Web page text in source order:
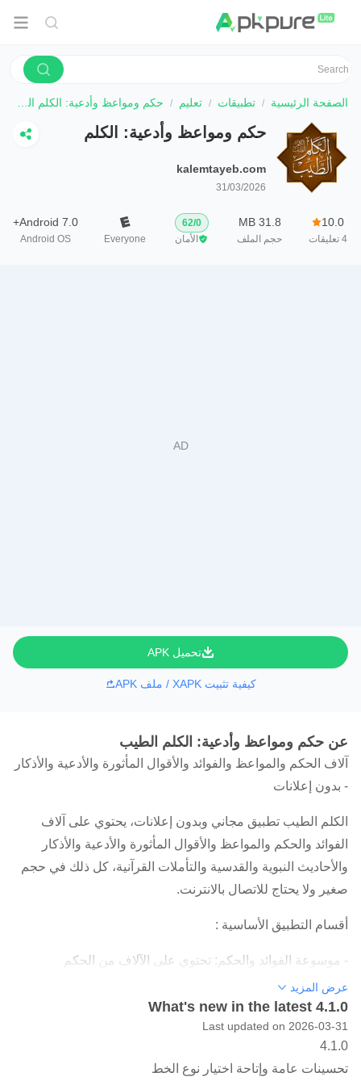
الصفحة الرئيسية تطبيقات تعليم حكم ومواعظ وأدعية: الكلم الطيب
حكم ومواعظ وأدعية: الكلم
kalemtayeb.com
31/03/2026
10.0
4 تعليقات
31.8 MB
حجم الملف
0
/
62
الأمان
Everyone
Android 7.0+
Android OS
تحميل APK
كيفية تثبيت XAPK / ملف APK
عن حكم ومواعظ وأدعية: الكلم الطيب
آلاف الحكم والمواعظ والفوائد والأقوال المأثورة والأدعية والأذكار
- بدون إعلانات
الكلم الطيب تطبيق مجاني وبدون إعلانات، يحتوي على آلاف
الفوائد والحكم والمواعظ والأقوال المأثورة والأدعية والأذكار
والأحاديث النبوية والقدسية والتأملات القرآنية، كل ذلك في حجم
صغير ولا يحتاج للاتصال بالانترنت.
أقسام التطبيق الأساسية :
- موسوعة الفوائد والحكم: تحتوي على الآلاف من الحكم
والمواعظ والفوائد والأقوال المأثورة والتأملات القرآنية (مأخوذة
من الهيئة العالمية للتدبر).
- موسوعة الأدعية والأذكار: تحتوي على المئات من الأدعية
القرآنية والنبوية وأدعية السلف والمناجاة والثناء على الله عز
عرض المزيد
What's new in the latest 4.1.0
Last updated on 2026-03-31
4.1.0
تحسينات عامة وإتاحة اختيار نوع الخط